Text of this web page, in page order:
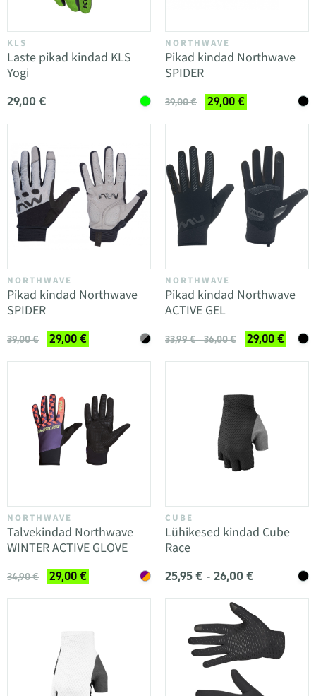
KLS
Laste pikad kindad KLS
Yogi
29,00 €
NORTHWAVE
Pikad kindad Northwave
SPIDER
39,00 € 29,00 €
NORTHWAVE
Pikad kindad Northwave
SPIDER
39,00 € 29,00 €
NORTHWAVE
Pikad kindad Northwave
ACTIVE GEL
33,99 € - 36,00 € 29,00 €
NORTHWAVE
Talvekindad Northwave
WINTER ACTIVE GLOVE
34,90 € 29,00 €
CUBE
Lühikesed kindad Cube
Race
25,95 € - 26,00 €